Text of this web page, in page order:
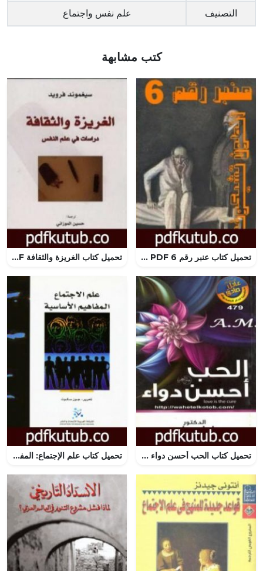
التصنيف علم نفس واجتماع
كتب مشابهة
تحميل كتاب عنبر رقم 6 PDF تأليف أنطون تشيخوف مجانا [كامل] تحميل كتاب الغريزة والثقافة PDF تأليف سيغموند فرويد مجانا [كامل]
تحميل كتاب الحب أحسن دواء PDF تأليف عادل صادق مجانا [كامل] تحميل كتاب علم الإجتماع: المفاهيم الأساسية PDF تأليف جون سكوت مجانا [كامل]